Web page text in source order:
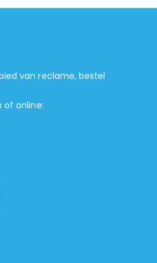
van reclame, bestel
of online: